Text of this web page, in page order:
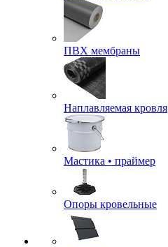
ПВХ мембраны
Наплавляемая кровля
Мастика • праймер
Опоры кровельные